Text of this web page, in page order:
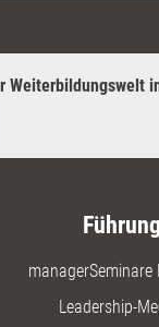
Weiterbildungswelt
Führung
managerSeminare
Leadership-